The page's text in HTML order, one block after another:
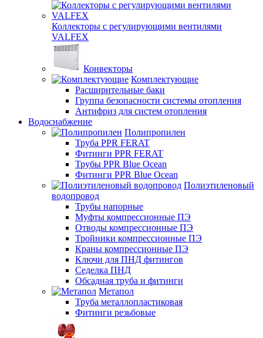
Коллекторы с регулирующими вентилями
VALFEX
Конвекторы
Комплектующие
Расширительные баки
Группа безопасности системы отопления
Антифриз для систем отопления
Водоснабжение
Полипропилен
Труба PPR FERAT
Фитинги PPR FERAT
Трубы PPR Blue Ocean
Фитинги PPR Blue Ocean
Полиэтиленовый
водопровод
Трубы напорные
Муфты компрессионные ПЭ
Отводы компрессионные ПЭ
Тройники компрессионные ПЭ
Краны компрессионные ПЭ
Ключи для ПНД фитингов
Седелка ПНД
Обсадная труба и фитинги
Метапол
Труба металлопластиковая
Фитинги резьбовые